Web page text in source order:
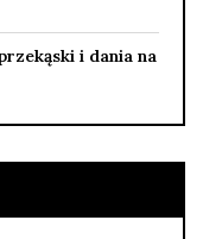
i dania na